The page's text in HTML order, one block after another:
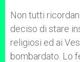
Non tutti
deciso di stare
religiosi ed ai
bombardato. Lo